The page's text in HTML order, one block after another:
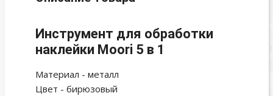
Инструмент для обработки
наклейки Moori 5 в 1
Материал - металл
Цвет - бирюзовый